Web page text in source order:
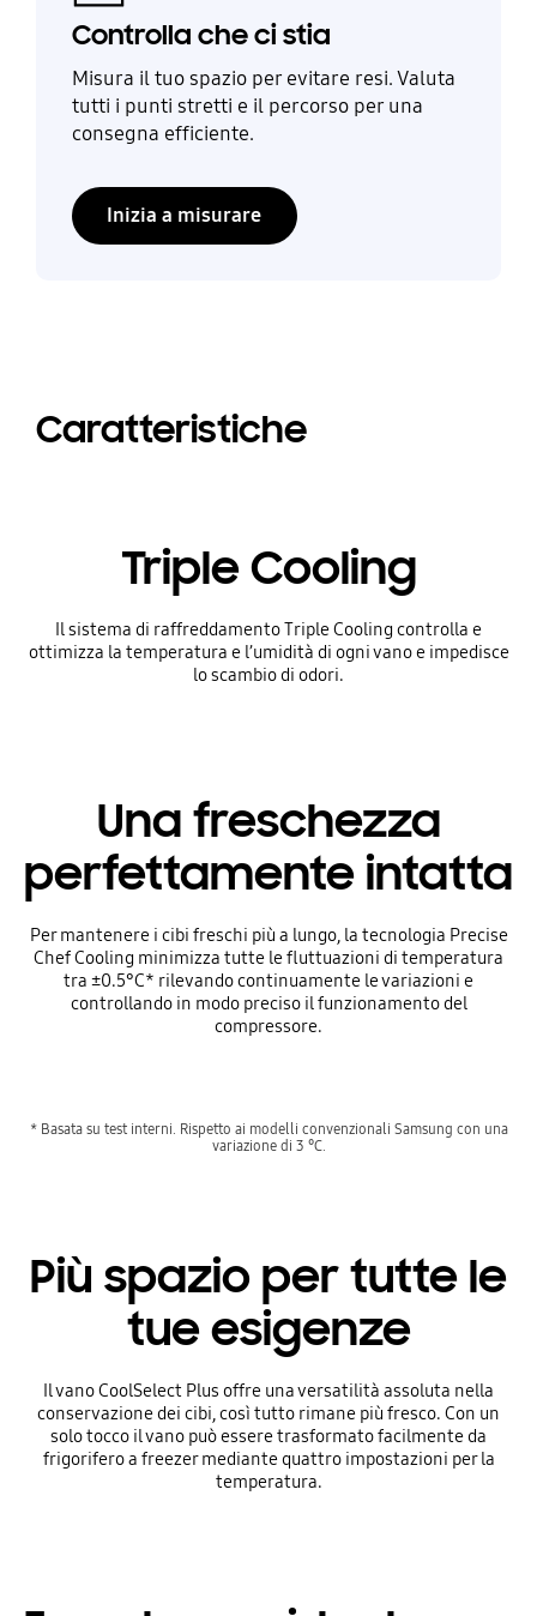
Controlla che ci stia
Misura il tuo spazio per evitare resi. Valuta
tutti i punti stretti e il percorso per una
consegna efficiente.
Inizia a misurare
Caratteristiche
Triple Cooling
Il sistema di raffreddamento Triple Cooling controlla e
ottimizza la temperatura e l’umidità di ogni vano e impedisce
lo scambio di odori.
Una freschezza
perfettamente intatta
Per mantenere i cibi freschi più a lungo, la tecnologia Precise
Chef Cooling minimizza tutte le fluttuazioni di temperatura
tra ±0.5°C* rilevando continuamente le variazioni e
controllando in modo preciso il funzionamento del
compressore.
* Basata su test interni. Rispetto ai modelli convenzionali Samsung con una
variazione di 3 °C.
Più spazio per tutte le
tue esigenze
Il vano CoolSelect Plus offre una versatilità assoluta nella
conservazione dei cibi, così tutto rimane più fresco. Con un
solo tocco il vano può essere trasformato facilmente da
frigorifero a freezer mediante quattro impostazioni per la
temperatura.